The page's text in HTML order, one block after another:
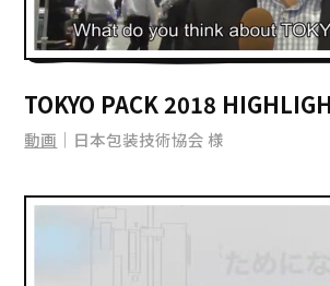
TOKYO PACK 2018
動画 ｜日本包装技術協会 様